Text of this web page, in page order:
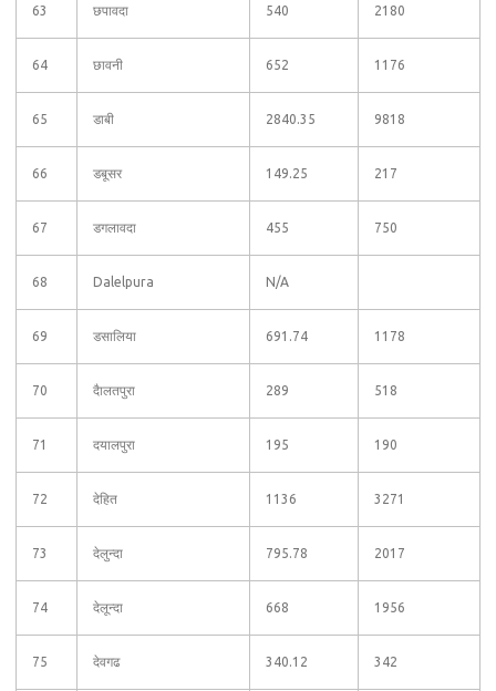
63 छपावदा 540 2180
64 छावनी 652 1176
65 डाबी 2840.35 9818
66 डबूसर 149.25 217
67 डगलावदा 455 750
68 Dalelpura N/A
69 डसालिया 691.74 1178
70 दैालतपुरा 289 518
71 दयालपुरा 195 190
72 देहित 1136 3271
73 देलुन्दा 795.78 2017
74 देलून्दा 668 1956
75 देवगढ 340.12 342